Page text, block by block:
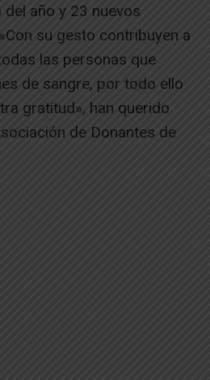
año y 23 nuevos
su gesto contribuyen a
las personas que
de sangre, por todo ello
gratitud», han querido
de Donantes de